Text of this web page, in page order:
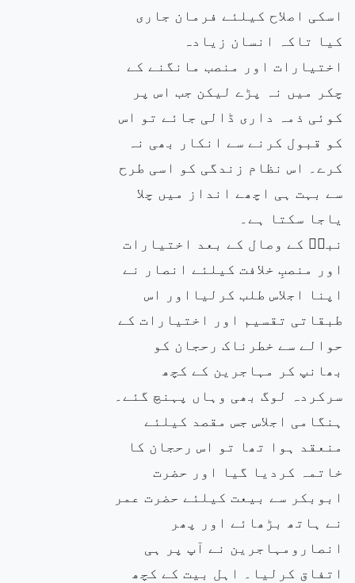
اسکی اصلاح کیلئے فرمان جاری
کیا تاکہ انسان زیادہ
اختیارات اور منصب مانگنے کے
چکر میں نہ پڑے لیکن جب اس پر
کوئی ذمہ داری ڈالی جائے تو اس
کو قبول کرنے سے انکار بھی نہ
کرے۔ اس نظام زندگی کو اسی طرح
سے بہت ہی اچھے انداز میں چلا
یاجا سکتا ہے۔
نبیۖ کے وصال کے بعد اختیارات
اور منصبِ خلافت کیلئے انصار نے
اپنا اجلاس طلب کرلیااور اس
طبقاتی تقسیم اور اختیارات کے
حوالے سے خطرناک رحجان کو
بھانپ کر مہاجرین کے کچھ
سرکردہ لوگ بھی وہاں پہنچ گئے۔
ہنگامی اجلاس جس مقصد کیلئے
منعقد ہوا تھا تو اس رحجان کا
خاتمہ کردیا گیا اور حضرت
ابوبکر سے بیعت کیلئے حضرت عمر
نے ہاتھ بڑھائے اور پھر
انصارومہاجرین نے آپ پر ہی
اتفاق کرلیا۔ اہل بیت کے کچھ